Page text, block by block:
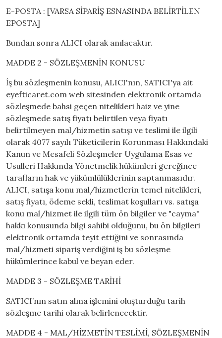
E-POSTA : [VARSA SİPARİŞ ESNASINDA BELİRTİLEN
EPOSTA]
Bundan sonra ALICI olarak anılacaktır.
MADDE 2 - SÖZLEŞMENİN KONUSU
İş bu sözleşmenin konusu, ALICI'nın, SATICI'ya ait
eyefticaret.com web sitesinden elektronik ortamda
sözleşmede bahsi geçen nitelikleri haiz ve yine
sözleşmede satış fiyatı belirtilen veya fiyatı
belirtilmeyen mal/hizmetin satışı ve teslimi ile ilgili
olarak 4077 sayılı Tüketicilerin Korunması Hakkındaki
Kanun ve Mesafeli Sözleşmeler Uygulama Esas ve
Usulleri Hakkında Yönetmelik hükümleri gereğince
tarafların hak ve yükümlülüklerinin saptanmasıdır.
ALICI, satışa konu mal/hizmetlerin temel nitelikleri,
satış fiyatı, ödeme sekli, teslimat koşulları vs. satışa
konu mal/hizmet ile ilgili tüm ön bilgiler ve "cayma"
hakkı konusunda bilgi sahibi olduğunu, bu ön bilgileri
elektronik ortamda teyit ettiğini ve sonrasında
mal/hizmeti sipariş verdiğini iş bu sözleşme
hükümlerince kabul ve beyan eder.
MADDE 3 - SÖZLEŞME TARİHİ
SATICI’nın satın alma işlemini oluşturduğu tarih
sözleşme tarihi olarak belirlenecektir.
MADDE 4 - MAL/HİZMETİN TESLİMİ, SÖZLEŞMENİN